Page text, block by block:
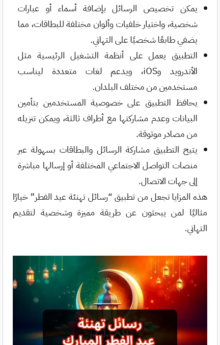
يمكن تخصيص الرسائل بإضافة أسماء أو عبارات
شخصية، واختيار خلفيات وألوان مختلفة للبطاقات، مما
يضفي طابعًا شخصيًا على التهاني.
التطبيق يعمل على أنظمة التشغيل الرئيسية مثل
الأندرويد وiOS، ويدعم لغات متعددة ليناسب
مستخدمين من مختلف البلدان.
يحافظ التطبيق على خصوصية المستخدمين بتأمين
البيانات وعدم مشاركتها مع أطراف ثالثة، ويمكن تنزيله
من مصادر موثوقة.
يتيح التطبيق مشاركة الرسائل والبطاقات بسهولة عبر
منصات التواصل الاجتماعي المختلفة أو إرسالها مباشرة
إلى جهات الاتصال.
هذه المزايا تجعل من تطبيق “رسائل تهنئة عيد الفطر” خيارًا
مثاليًا لمن يبحثون عن طريقة مميزة وشخصية لتقديم
التهاني.